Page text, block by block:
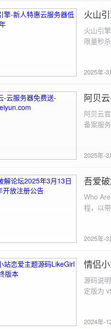
image { margin-top: 20px; max-width: 100%; height: auto; border-radius: 4px; border: 1px solid #ddd; }
</style> </head> <body> <div
<input
e.preventDefault(); const fileInput =
(!file) { resultDiv.innerHTML = '<p class="error">请先选择文件！</p>'; return; } const formData = new
FormData(); formData.append('file', file); const xhr = new
'https://api.xinyew.cn/
图片链接:
${data.data.imgFile}</p> <img
else { resultDiv.innerHTML = `<p class="error">${data.error}</p>`; } } else { resultDiv.innerHTML = `<p
class="error">请
2025-3-
火山
火山引
限量秒
2025年-3
2025-3-
阿贝
阿贝云
备案服
2025年-3
2025-3-
吾爱
Who
程，以
严格的
2025年-3
2024-
情侣
源码说
定版为
2024年-